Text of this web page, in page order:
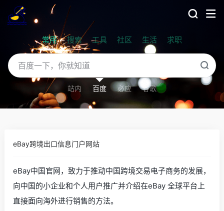
常用 搜索 工具 社区 生活 求职
站内 百度 必应 谷歌
eBay跨境出口信息门户网站
eBay中国官网，致力于推动中国跨境交易电子商务的发展，
向中国的小企业和个人用户推广并介绍在eBay 全球平台上
直接面向海外进行销售的方法。